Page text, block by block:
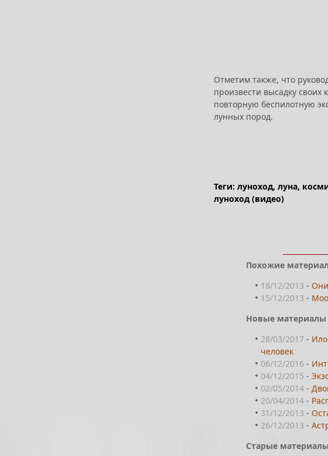
Отметим также, что
произвести высадку своих
повторную беспилотную
лунных пород.
Теги: луноход, луна,
луноход (видео)
Похожие
18/12/2013 -
15/12/2013 -
Новые материалы
28/03/2017 -
человек
06/12/2016 -
04/12/2015 -
02/05/2014 -
20/04/2014 -
31/12/2013 -
26/12/2013 -
Старые